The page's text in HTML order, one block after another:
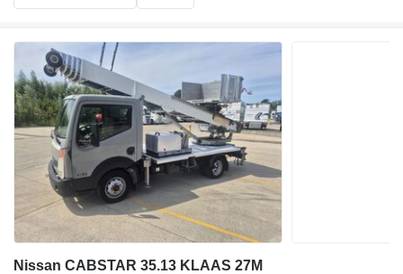
Nissan CABSTAR 35.13 KLAAS 27M